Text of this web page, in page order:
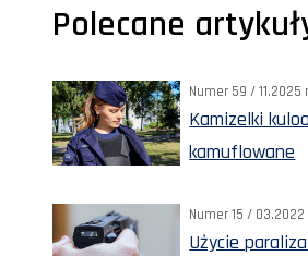
Polecane
Numer 59 / 11.2025
Kamizelki
kamuflowane
Numer 15 / 03.2022
Użycie